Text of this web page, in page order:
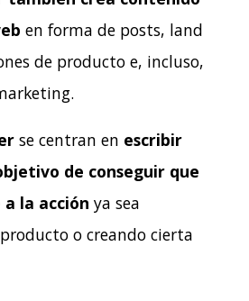
en forma de posts, land
de producto e, incluso,
se centran en escribir
de conseguir que
la acción ya sea
o creando cierta